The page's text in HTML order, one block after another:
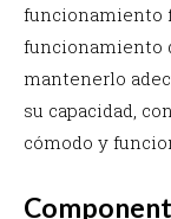
funcionamiento
funcionamiento
mantenerlo
su capacidad,
cómodo y